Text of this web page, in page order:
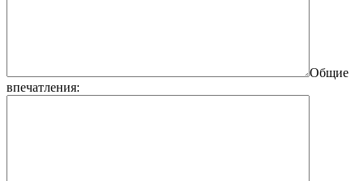
Общие
впечатления: